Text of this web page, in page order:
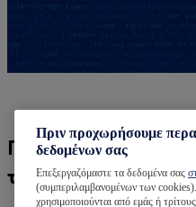
Γιατί εδώ χτίζουμε
του αύριο...
Πριν προχωρήσουμε
δεδομένων σας
Επεξεργαζόμαστε τα δεδομένα σας
(συμπεριλαμβανομένων των cookies).
χρησιμοποιούνται από εμάς ή